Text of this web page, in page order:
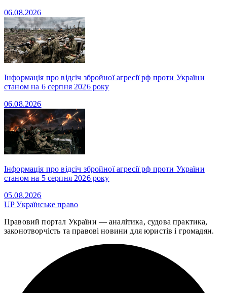
06.08.2026
Інформація про відсіч збройної агресії рф проти України
станом на 6 серпня 2026 року
06.08.2026
Інформація про відсіч збройної агресії рф проти України
станом на 5 серпня 2026 року
05.08.2026
UPУкраїнське право
Правовий портал України — аналітика, судова практика,
законотворчість та правові новини для юристів і громадян.